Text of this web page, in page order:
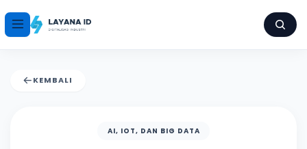
KEMBALI
AI, IOT, DAN BIG DATA